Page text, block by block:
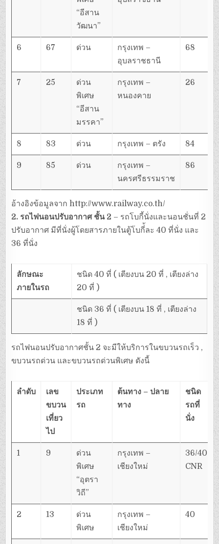
“อีสาน
วัฒนา”
6 67 ด่วน
กรุงเทพ –
อุบลราชธานี
68
7 25
ด่วน
พิเศษ
“อีสาน
มรรคา”
กรุงเทพ –
หนองคาย
26
8 83 ด่วน กรุงเทพ – ตรัง 84
9 85 ด่วน
กรุงเทพ –
นครศรีธรรมราช
86
อ้างอิงข้อมูลจาก http://www.railway.co.th/
2. รถไฟนอนปรับอากาศ ชั้น 2 – รถโบกี้นั่งและนอนชั่นที่ 2
ปรับอากาศ มีที่นั่งผู้โดยสารภายในตู้โบกี่้ละ 40 ที่นั่ง และ
36 ที่นั่ง
ลักษณะ
ภายในรถ
ชนิด 40 ที่ ( เตียงบน 20 ที่ , เตียงล่าง
20 ที่ )
ชนิด 36 ที่ ( เตียงบน 18 ที่ , เตียงล่าง
18 ที่ )
รถไฟนอนปรับอากาศชั้น 2 จะมีให้บริการในขบวนรถเร็ว ,
ขบวนรถด่วน และขบวนรถด่วนพิเศษ ดังนี้
ลำดับ
เลข
ขบวน
เที่ยว
ไป
ประเภท
รถ
ต้นทาง – ปลาย
ทาง
ชนิด
รถที่
นั่ง
1 9
ด่วน
พิเศษ
“อุตรา
วิถี”
กรุงเทพ –
เชียงใหม่
36/40
CNR
2 13
ด่วน
พิเศษ
กรุงเทพ –
เชียงใหม่
40